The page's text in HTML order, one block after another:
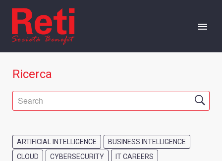
CHI SIAMO
OFFERTA
EVENTI
Ricerca
ARTIFICIAL INTELLIGENCE
BUSINESS INTELLIGENCE
CLOUD
CYBERSECURITY
IT CAREERS